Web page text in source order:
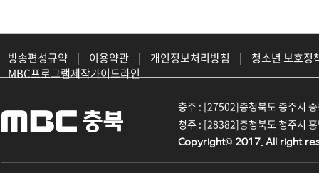
방송편성규약 | 이용약관 | 개인정보처리방침 |
청소년 보호정
MBC프로그램제작가이드라인
충주 : [27502]충청북도 충주시
청주 : [28382]충청북도 청주시
Copyright© 2017. All right